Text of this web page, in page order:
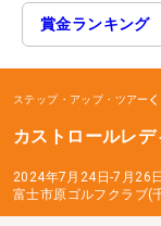
賞金ランキング
ステップ・アップ・ツアー
カストロールレデ
2024年7月24日-7月26
富士市原ゴルフクラブ(